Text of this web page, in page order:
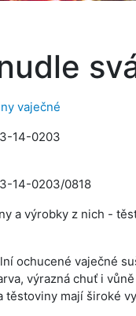
vaječné
14-0203
14-0203/0818
a výrobky z nich -
ochucené vaječné
výrazná chuť i
těstoviny mají široké